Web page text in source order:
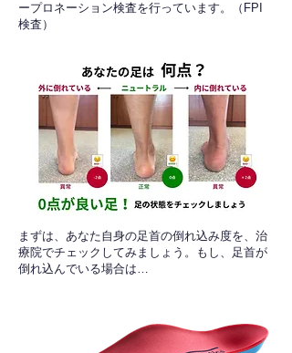
ープロネーション検査を行っています。（FPI
検査）​
​まずは、あなた自身の足首の倒れ込み度を、治
療院でチェックしてみましょう。もし、足首が
倒れ込んでいる場合は…